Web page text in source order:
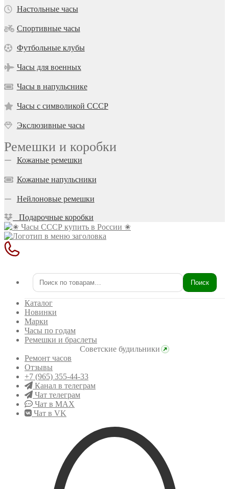
Настольные часы
Спортивные часы
Футбольные клубы
Часы для военных
Часы в напульснике
Часы с символикой СССР
Экслюзивные часы
Ремешки и коробки
Кожаные ремешки
Кожаные напульсники
Нейлоновые ремешки
Подарочные коробки
Искать: Поиск
Каталог
Новинки
Марки
Часы по годам
Ремешки и браслеты
Советские будильники
Ремонт часов
Отзывы
+7 (965) 355-44-33
Канал в телеграм
Чат телеграм
Чат в MAX
Чат в VK